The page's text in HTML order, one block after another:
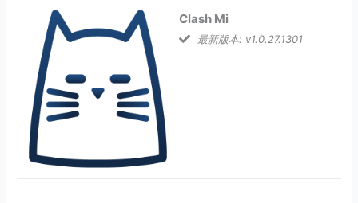
Clash Mi
最新版本: v1.0.27.1301